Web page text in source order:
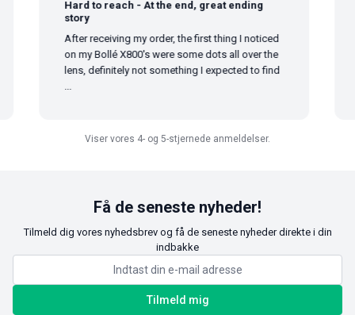
Hard to reach - At the end, great ending
story
After receiving my order, the first thing I noticed
on my Bollé X800's were some dots all over the
lens, definitely not something I expected to find
Viser vores 4- og 5-stjernede anmeldelser.
Få de seneste nyheder!
Tilmeld dig vores nyhedsbrev og få de seneste nyheder direkte i din
indbakke
Tilmeld mig